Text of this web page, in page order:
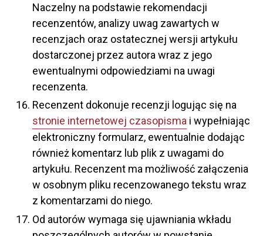
Naczelny na podstawie rekomendacji
recenzentów, analizy uwag zawartych w
recenzjach oraz ostatecznej wersji artykułu
dostarczonej przez autora wraz z jego
ewentualnymi odpowiedziami na uwagi
recenzenta.
Recenzent dokonuje recenzji logując się na
stronie internetowej czasopisma i wypełniając
elektroniczny formularz, ewentualnie dodając
również komentarz lub plik z uwagami do
artykułu. Recenzent ma możliwość załączenia
w osobnym pliku recenzowanego tekstu wraz
z komentarzami do niego.
Od autorów wymaga się ujawniania wkładu